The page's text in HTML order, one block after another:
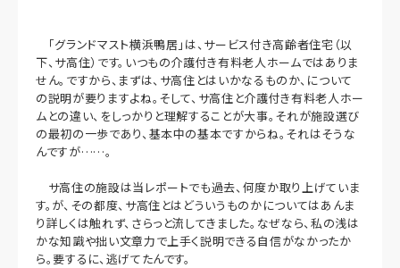
「グランドマスト横浜鴨居」は、サービス付き高齢者住宅（以
下、サ高住）です。いつもの介護付き有料老人ホームではありま
せん。ですから、まずは、サ高住とはいかなるものか、について
の説明が要りますよね。そして、サ高住と介護付き有料老人ホー
ムとの違い、をしっかりと理解することが大事。それが施設選び
の最初の一歩であり、基本中の基本ですからね。それはそうな
んですが……。
サ高住の施設は当レポートでも過去、何度か取り上げていま
す。が、その都度、サ高住とはどういうものかについてはあんま
り詳しくは触れず、さらっと流してきました。なぜなら、私の浅は
かな知識や拙い文章力で上手く説明できる自信がなかったか
ら。要するに、逃げてたんです。